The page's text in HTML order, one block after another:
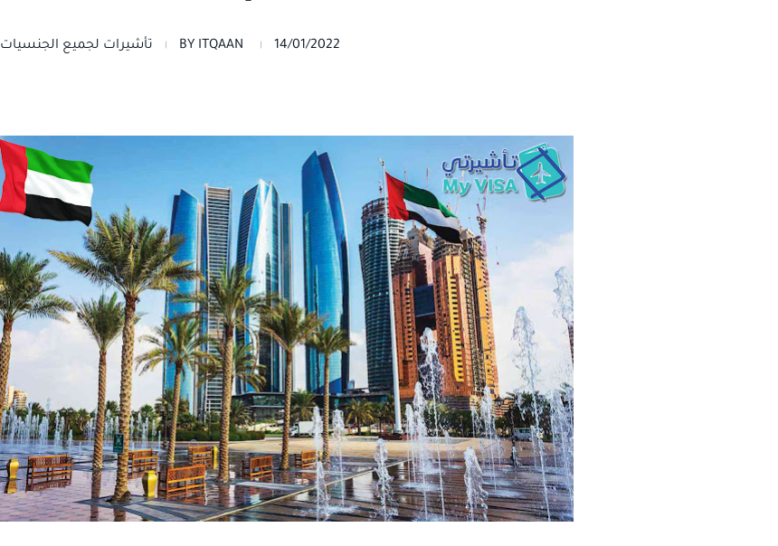
14/01/2022
BY ITQAAN تأشيرات لجميع الجنسيات